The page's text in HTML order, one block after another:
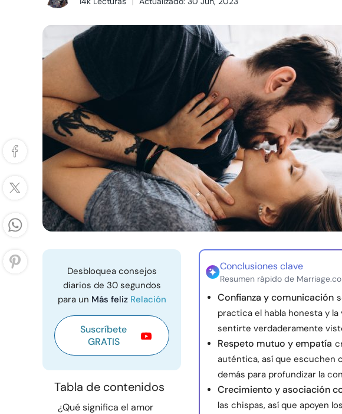
Desbloquea consejos
diarios de 30 segundos
para un Más feliz Relación
Suscríbete
GRATIS
Tabla de contenidos
¿Qué significa el amor
Conclusiones clave
Resumen rápido de
Confianza y comunicación
practica el habla honesta y
sentirte verdaderamente
Respeto mutuo y empatía
auténtica, así que escuchen
demás para profundizar la
Crecimiento y asociación
las chispas, así que apoyen